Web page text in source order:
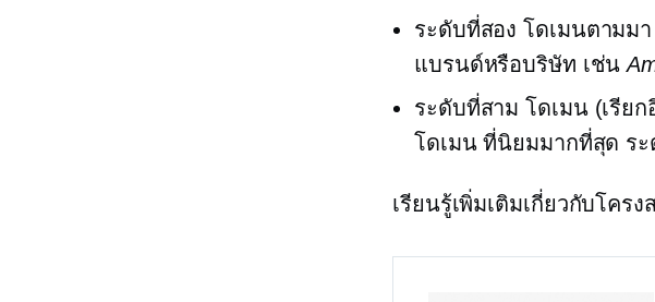
ระดับที่สอง โดเมนตามมา
แบรนด์หรือบริษัท เช่น
ระดับที่สาม โดเมน (เรีย
โดเมน ที่นิยมมากที่สุด ร
เรียนรู้เพิ่มเติมเกี่ยวกับโคร